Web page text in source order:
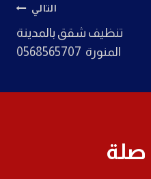
التالي
تنظيف شقق بالمدينة
المنورة 0568565707